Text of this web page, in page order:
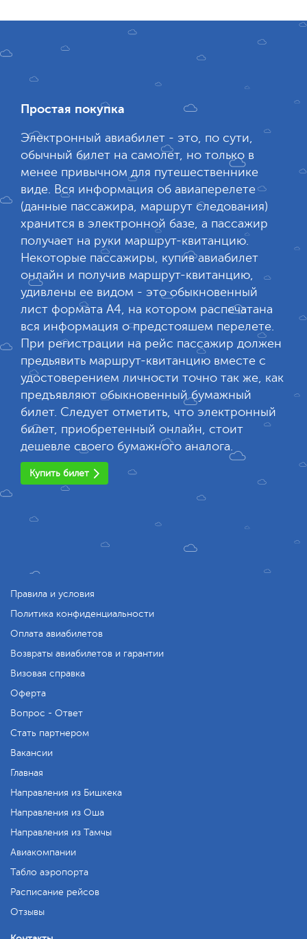
Простая покупка
Электронный авиабилет - это, по сути,
обычный билет на самолет, но только в
менее привычном для путешественнике
виде. Вся информация об авиаперелете
(данные пассажира, маршрут следования)
хранится в электронной базе, а пассажир
получает на руки маршрут-квитанцию.
Некоторые пассажиры, купив авиабилет
онлайн и получив маршрут-квитанцию,
удивлены ее видом - это обыкновенный
лист формата А4, на котором распечатана
вся информация о предстояшем перелете.
При регистрации на рейс пассажир должен
предьявить маршрут-квитанцию вместе с
удостоверением личности точно так же, как
предъявляют обыкновенный бумажный
билет. Следует отметить, что электронный
билет, приобретенный онлайн, стоит
дешевле своего бумажного аналога.
Купить билет
Правила и условия
Политика конфиденциальности
Оплата авиабилетов
Возвраты авиабилетов и гарантии
Визовая справка
Оферта
Вопрос - Ответ
Стать партнером
Вакансии
Главная
Направления из Бишкека
Направления из Оша
Направления из Тамчы
Авиакомпании
Табло аэропорта
Расписание рейсов
Отзывы